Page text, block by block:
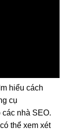
hiểu cách
cụ
nhà SEO.
thể xem xét